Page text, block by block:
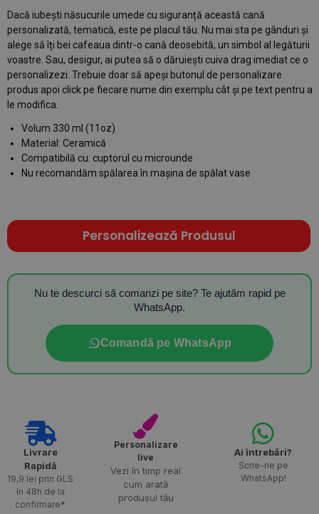
Dacă iubești năsucurile umede cu siguranță această cană
personalizată, tematică, este pe placul tău. Nu mai sta pe gânduri și
alege să îți bei cafeaua dintr-o cană deosebită, un simbol al legăturii
voastre. Sau, desigur, ai putea să o dăruiești cuiva drag imediat ce o
personalizezi. Trebuie doar să apeși butonul de personalizare
produs apoi click pe fiecare nume din exemplu cât și pe text pentru a
le modifica.
Volum 330 ml (11oz)
Material: Ceramică
Compatibilă cu: cuptorul cu microunde
Nu recomandăm spălarea în mașina de spălat vase
Personalizează Produsul
Nu te descurci să comanzi pe site? Te ajutăm rapid pe
WhatsApp.
Comandă pe WhatsApp
Livrare
Rapidă​
19,9 lei prin GLS
în 48h de la
confirmare*
Personalizare
live
Vezi în timp real
cum arată
produsul tău
Ai întrebări?
Scrie-ne pe
WhatsApp!